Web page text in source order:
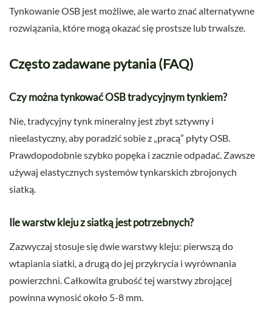
Tynkowanie OSB jest możliwe, ale warto znać alternatywne
rozwiązania, które mogą okazać się prostsze lub trwalsze.
Często zadawane pytania (FAQ)
Czy można tynkować OSB tradycyjnym tynkiem?
Nie, tradycyjny tynk mineralny jest zbyt sztywny i
nieelastyczny, aby poradzić sobie z „pracą” płyty OSB.
Prawdopodobnie szybko popęka i zacznie odpadać. Zawsze
używaj elastycznych systemów tynkarskich zbrojonych
siatką.
Ile warstw kleju z siatką jest potrzebnych?
Zazwyczaj stosuje się dwie warstwy kleju: pierwszą do
wtapiania siatki, a drugą do jej przykrycia i wyrównania
powierzchni. Całkowita grubość tej warstwy zbrojącej
powinna wynosić około 5-8 mm.